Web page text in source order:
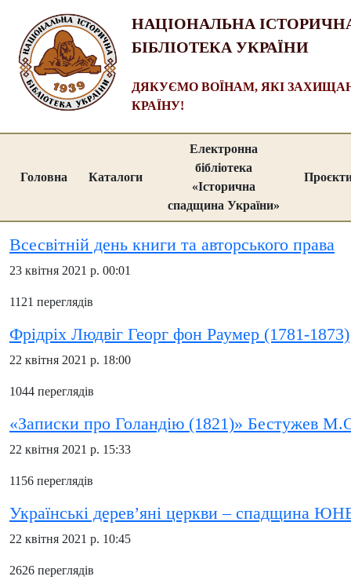
НАЦІОНАЛЬНА
БІБЛІОТЕКА УКРАЇНИ
ДЯКУЄМО ВОЇНАМ, ЯКІ
КРАЇНУ!
Головна Каталоги
Електронна
бібліотека
«Історична
спадщина України»
Всесвітній день книги та авторського права
23 квітня 2021 р. 00:01
1121 переглядів
Фрідріх Людвіг Георг фон Раумер (1781-1873)
22 квітня 2021 р. 18:00
1044 переглядів
«Записки про Голандію (1821)» Бестужев
22 квітня 2021 р. 15:33
1156 переглядів
Українські дерев’яні церкви – спадщина
22 квітня 2021 р. 10:45
2626 переглядів